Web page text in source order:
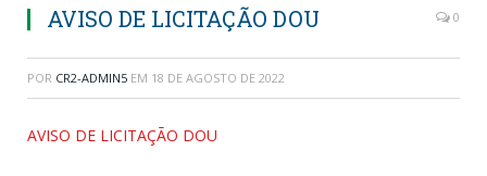
AVISO DE LICITAÇÃO DOU 0
POR CR2-ADMIN5 EM 18 DE AGOSTO DE 2022
AVISO DE LICITAÇÃO DOU